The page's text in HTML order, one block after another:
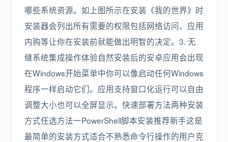
哪些系统资源。如上图所示在安装《我的世界》时
安装器会列出所有需要的权限包括网络访问、应用
内购等让你在安装前就能做出明智的决定。3. 无
缝系统集成操作体验自然安装后的安卓应用会出现
在Windows开始菜单中你可以像启动任何Windows
程序一样启动它们。应用支持窗口化运行可以自由
调整大小也可以全屏显示。快速部署方法两种安装
方式任选方法一PowerShell脚本安装推荐新手这是
最简单的安装方式适合不熟悉命令行操作的用户克